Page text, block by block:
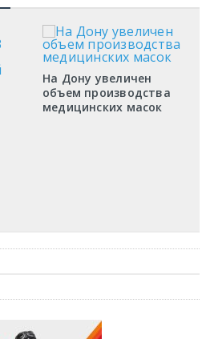
На Дону увеличен
объем производства
медицинских масок